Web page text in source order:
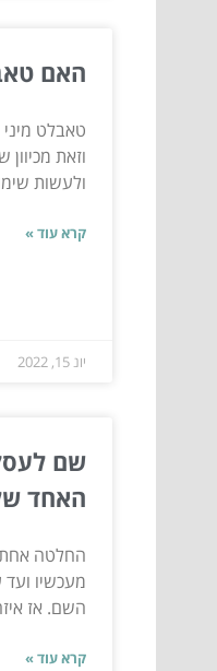
האם
טאבלט
וזאת
ולעשות
קרא עוד »
יונ 15, 2022
שם
האחד
החלטה
מעכשיו
השם. אז
קרא עוד »